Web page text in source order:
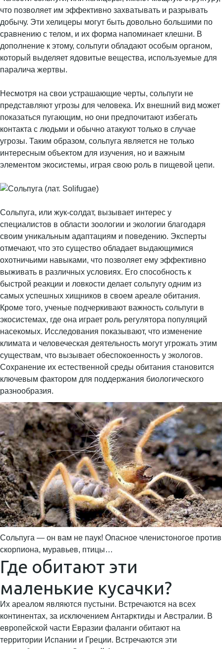
что позволяет им эффективно захватывать и разрывать
добычу. Эти хелицеры могут быть довольно большими по
сравнению с телом, и их форма напоминает клешни. В
дополнение к этому, сольпуги обладают особым органом,
который выделяет ядовитые вещества, используемые для
паралича жертвы.
Несмотря на свои устрашающие черты, сольпуги не
представляют угрозы для человека. Их внешний вид может
показаться пугающим, но они предпочитают избегать
контакта с людьми и обычно атакуют только в случае
угрозы. Таким образом, сольпуга является не только
интересным объектом для изучения, но и важным
элементом экосистемы, играя свою роль в пищевой цепи.
Сольпуга, или жук-солдат, вызывает интерес у
специалистов в области зоологии и экологии благодаря
своим уникальным адаптациям и поведению. Эксперты
отмечают, что это существо обладает выдающимися
охотничьими навыками, что позволяет ему эффективно
выживать в различных условиях. Его способность к
быстрой реакции и ловкости делает сольпугу одним из
самых успешных хищников в своем ареале обитания.
Кроме того, ученые подчеркивают важность сольпуги в
экосистемах, где она играет роль регулятора популяций
насекомых. Исследования показывают, что изменение
климата и человеческая деятельность могут угрожать этим
существам, что вызывает обеспокоенность у экологов.
Сохранение их естественной среды обитания становится
ключевым фактором для поддержания биологического
разнообразия.
Сольпуга — он вам не паук! Опасное членистоногое против
скорпиона, муравьев, птицы…
Где обитают эти
маленькие кусачки?
Их ареалом являются пустыни. Встречаются на всех
континентах, за исключением Антарктиды и Австралии. В
европейской части Евразии фаланги обитают на
территории Испании и Греции. Встречаются эти